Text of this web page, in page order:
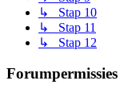
↳ Stap 10
↳ Stap 11
↳ Stap 12
Forumpermissies